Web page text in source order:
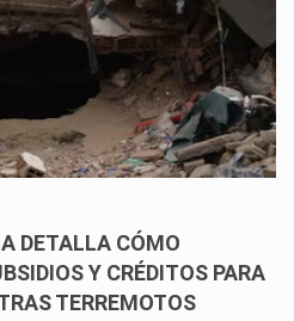
DETALLA CÓMO
Y CRÉDITOS PARA
TERREMOTOS